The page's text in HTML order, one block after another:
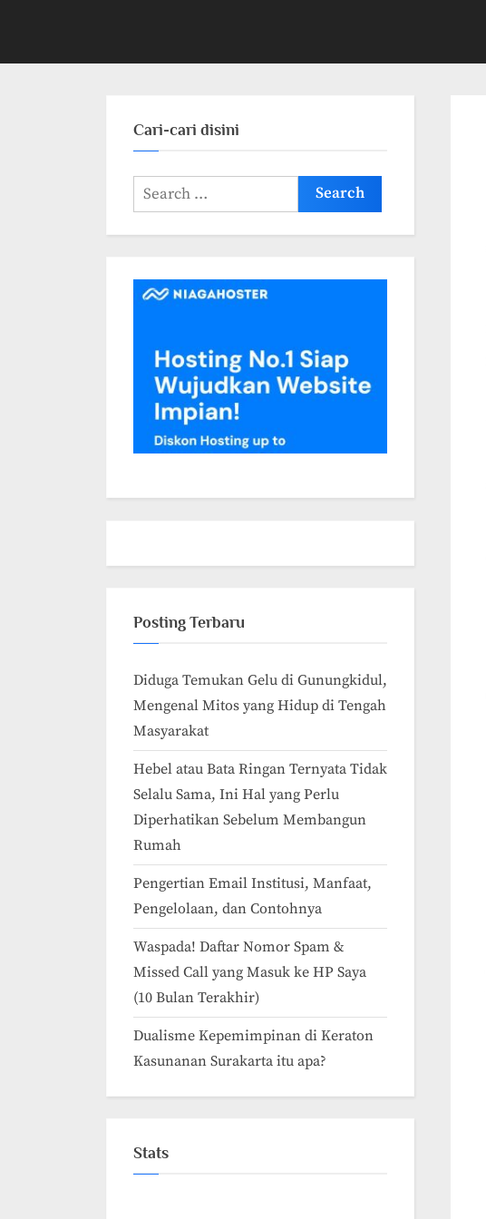
Cari-cari disini
Search
for:
Posting Terbaru
Diduga Temukan Gelu di Gunungkidul,
Mengenal Mitos yang Hidup di Tengah
Masyarakat
Hebel atau Bata Ringan Ternyata Tidak
Selalu Sama, Ini Hal yang Perlu
Diperhatikan Sebelum Membangun
Rumah
Pengertian Email Institusi, Manfaat,
Pengelolaan, dan Contohnya
Waspada! Daftar Nomor Spam &
Missed Call yang Masuk ke HP Saya
(10 Bulan Terakhir)
Dualisme Kepemimpinan di Keraton
Kasunanan Surakarta itu apa?
Stats